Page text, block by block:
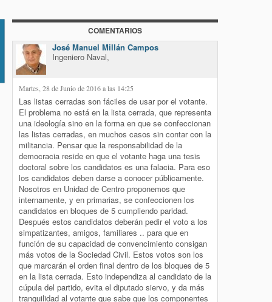
COMENTARIOS
José Manuel Millán Campos
Ingeniero Naval,
Martes, 28 de Junio de 2016 a las 14:25
Las listas cerradas son fáciles de usar por el votante.
El problema no está en la lista cerrada, que representa
una ideología sino en la forma en que se confeccionan
las listas cerradas, en muchos casos sin contar con la
militancia. Pensar que la responsabilidad de la
democracia reside en que el votante haga una tesis
doctoral sobre los candidatos es una falacia. Para eso
los candidatos deben darse a conocer públicamente.
Nosotros en Unidad de Centro proponemos que
internamente, y en primarias, se confeccionen los
candidatos en bloques de 5 cumpliendo paridad.
Después estos candidatos deberán pedir el voto a los
simpatizantes, amigos, familiares .. para que en
función de su capacidad de convencimiento consigan
más votos de la Sociedad Civil. Estos votos son los
que marcarán el orden final dentro de los bloques de 5
en la lista cerrada. Esto independiza al candidato de la
cúpula del partido, evita el diputado siervo, y da más
tranquilidad al votante que sabe que los componentes